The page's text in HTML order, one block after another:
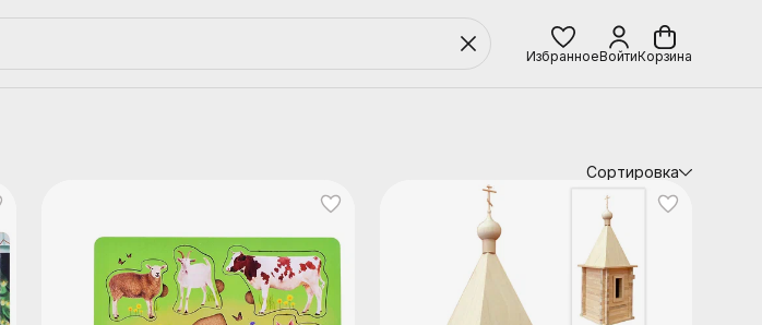
ИзбранноеВойтиКорзина
Сортировка